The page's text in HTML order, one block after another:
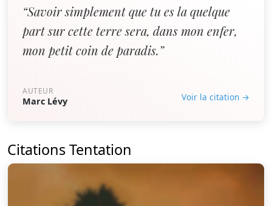
“Savoir simplement que tu es la quelque
part sur cette terre sera, dans mon enfer,
mon petit coin de paradis.”
AUTEUR
Marc Lévy Voir la citation →
Citations Tentation